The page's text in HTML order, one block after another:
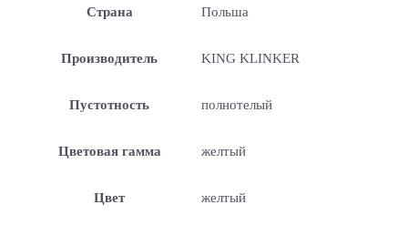
Страна Польша
Производитель KING KLINKER
Пустотность полнотелый
Цветовая гамма желтый
Цвет желтый